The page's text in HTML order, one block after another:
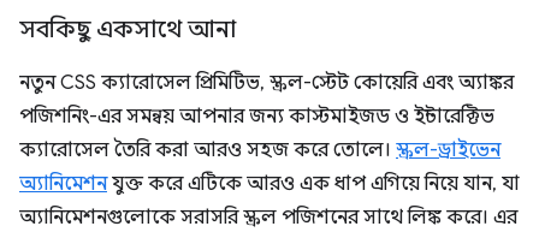
সবকিছু একসাথে আনা
নতুন CSS ক্যারোসেল প্রিমিটিভ, স্ক্রল-স্টেট কোয়েরি এবং অ্যাঙ্কর
পজিশনিং-এর সমন্বয় আপনার জন্য কাস্টমাইজড ও ইন্টারেক্টিভ
ক্যারোসেল তৈরি করা আরও সহজ করে তোলে। স্ক্রল-ড্রাইভেন
অ্যানিমেশনযুক্ত করে এটিকে আরও এক ধাপ এগিয়ে নিয়ে যান, যা
অ্যানিমেশনগুলোকে সরাসরি স্ক্রল পজিশনের সাথে লিঙ্ক করে। এর